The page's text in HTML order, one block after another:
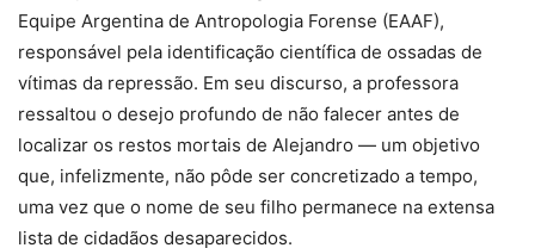
Equipe Argentina de Antropologia Forense (EAAF),
responsável pela identificação científica de ossadas de
vítimas da repressão. Em seu discurso, a professora
ressaltou o desejo profundo de não falecer antes de
localizar os restos mortais de Alejandro — um objetivo
que, infelizmente, não pôde ser concretizado a tempo,
uma vez que o nome de seu filho permanece na extensa
lista de cidadãos desaparecidos.